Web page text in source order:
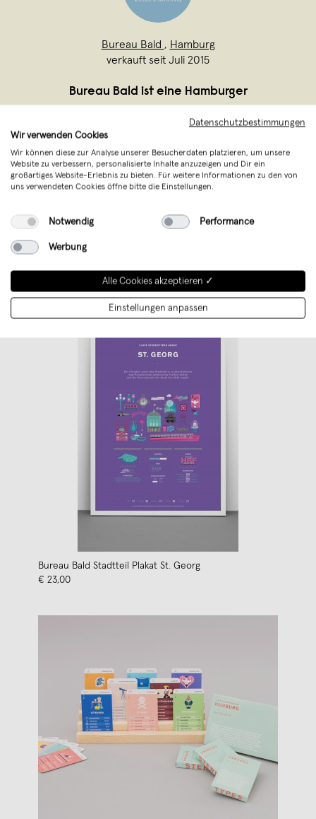
Bureau Bald , Hamburg
verkauft seit Juli 2015
Bureau Bald ist eine Hamburger
und lässt Marken auf neue Höhen steigen.
Wir gestalten Transformation mit Weitblick
und entwickeln präzises Design, das
unmittelbar begeistert und nachhaltig
Weiterlesen
Bureau Bald Stadtteil Plakat St. Georg
€ 23,00
Datenschutzbestimmungen
Wir verwenden Cookies
Wir können diese zur Analyse unserer Besucherdaten platzieren, um unsere
Website zu verbessern, personalisierte Inhalte anzuzeigen und Dir ein
großartiges Website-Erlebnis zu bieten. Für weitere Informationen zu den von
uns verwendeten Cookies öffne bitte die Einstellungen.
Notwendig Performance
Werbung
Alle Cookies akzeptieren ✓
Einstellungen anpassen